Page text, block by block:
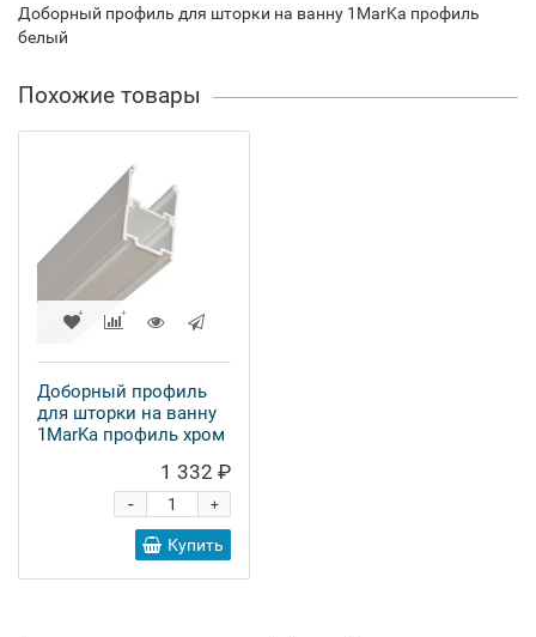
Доборный профиль для шторки на ванну 1MarKa профиль
белый
Похожие товары
Доборный профиль
для шторки на ванну
1MarKa профиль хром
1 332 ₽
+
-
Купить